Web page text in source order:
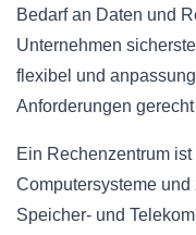
Bedarf an Daten und
Unternehmen
flexibel und
Anforderungen
Ein Rechenzentrum
Computersysteme
Speicher- und